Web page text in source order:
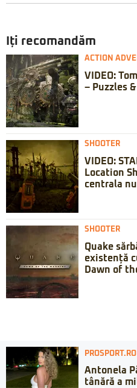
Iți recomandăm
ACTION
VIDEO:
– Puzzles
SHOOTER
VIDEO:
Location
centrala
SHOOTER
Quake
existență
Dawn of
PROSPORT.RO
Antonela
tânără a